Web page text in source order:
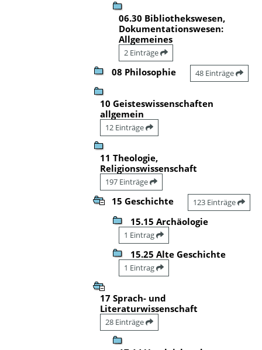
06.30 Bibliothekswesen,
Dokumentationswesen:
Allgemeines
2 Einträge
08 Philosophie 48 Einträge
10 Geisteswissenschaften
allgemein
12 Einträge
11 Theologie,
Religionswissenschaft
197 Einträge
15 Geschichte 123 Einträge
15.15 Archäologie
1 Eintrag
15.25 Alte Geschichte
1 Eintrag
17 Sprach- und
Literaturwissenschaft
28 Einträge